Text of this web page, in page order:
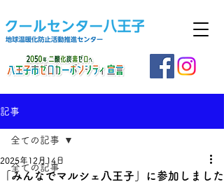
記事
全ての記事
全ての記事
「みんなでマルシェ八王子」に参加しました
2025年12月14日